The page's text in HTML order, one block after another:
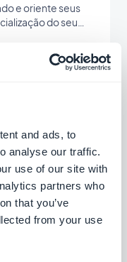
and ads, to
analyse our traffic.
use of our site with
partners who
that you’ve
from your use
e oriente seus
do seu
conteúdo com o